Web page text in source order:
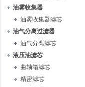
油雾收集器
油雾收集器滤芯
油气分离过滤器
油气分离滤芯
液压油滤芯
曲轴箱滤芯
精密滤芯